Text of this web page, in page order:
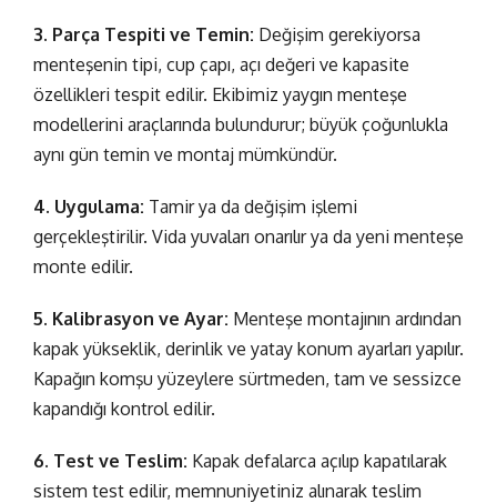
3. Parça Tespiti ve Temin: Değişim gerekiyorsa
menteşenin tipi, cup çapı, açı değeri ve kapasite
özellikleri tespit edilir. Ekibimiz yaygın menteşe
modellerini araçlarında bulundurur; büyük çoğunlukla
aynı gün temin ve montaj mümkündür.
4. Uygulama: Tamir ya da değişim işlemi
gerçekleştirilir. Vida yuvaları onarılır ya da yeni menteşe
monte edilir.
5. Kalibrasyon ve Ayar: Menteşe montajının ardından
kapak yükseklik, derinlik ve yatay konum ayarları yapılır.
Kapağın komşu yüzeylere sürtmeden, tam ve sessizce
kapandığı kontrol edilir.
6. Test ve Teslim: Kapak defalarca açılıp kapatılarak
sistem test edilir, memnuniyetiniz alınarak teslim